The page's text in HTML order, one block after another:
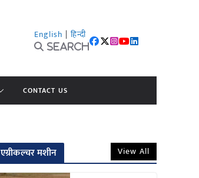
English | हिन्दी
Search
CONTACT US
एग्रीकल्चर मशीन View All